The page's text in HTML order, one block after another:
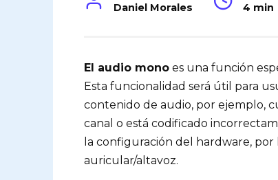
Daniel Morales 4 min
El audio mono es una función
Esta funcionalidad será útil para
contenido de audio, por ejemplo,
canal o está codificado
la configuración del hardware,
auricular/altavoz.